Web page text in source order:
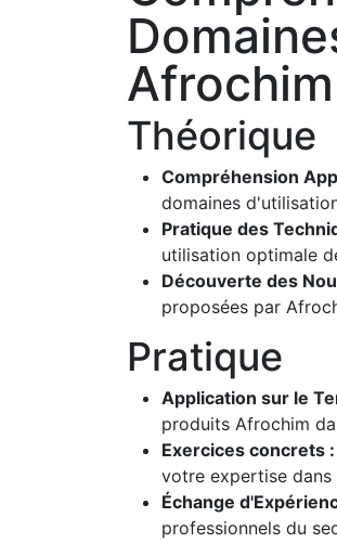
Afrochim
Théorique
Compréhension
domaines
Pratique des
utilisation optimale
Découverte des
proposées par
Pratique
Application sur le
produits Afrochim
Exercices concrets :
votre expertise
Échange
professionnels du